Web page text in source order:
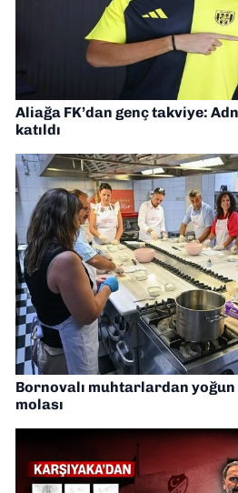
Aliağa FK’dan genç takviye:
katıldı
Bornovalı muhtarlardan
molası